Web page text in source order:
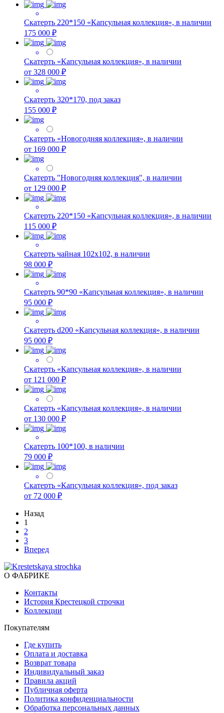
Скатерть 220*150 «Капсульная коллекция», в наличии
175 000 ₽
Скатерть «Капсульная коллекция», в наличии
от 328 000 ₽
Скатерть 320*170, под заказ
155 000 ₽
Скатерть «Новогодняя коллекция», в наличии
от 169 000 ₽
Скатерть "Новогодняя коллекция", в наличии
от 129 000 ₽
Скатерть 220*150 «Капсульная коллекция», в наличии
115 000 ₽
Скатерть чайная 102х102, в наличии
98 000 ₽
Скатерть 90*90 «Капсульная коллекция», в наличии
95 000 ₽
Скатерть d200 «Капсульная коллекция», в наличии
95 000 ₽
Скатерть «Капсульная коллекция», в наличии
от 121 000 ₽
Скатерть «Капсульная коллекция», в наличии
от 130 000 ₽
Скатерть 100*100, в наличии
79 000 ₽
Скатерть «Капсульная коллекция», под заказ
от 72 000 ₽
Назад
1
2
3
Вперед
О ФАБРИКЕ
Контакты
История Крестецкой строчки
Коллекции
Покупателям
Где купить
Оплата и доставка
Возврат товара
Индивидуальный заказ
Правила акций
Публичная оферта
Политика конфиденциальности
Обработка персональных данных